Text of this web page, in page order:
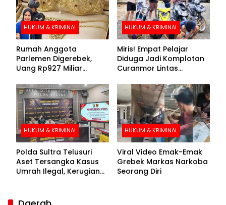
HUKUM & KRIMINAL
Rumah Anggota
Parlemen Digerebek,
Uang Rp927 Miliar
HUKUM & KRIMINAL
Miris! Empat Pelajar
Diduga Jadi Komplotan
Curanmor Lintas
HUKUM & KRIMINAL
Polda Sultra Telusuri
Aset Tersangka Kasus
Umrah Ilegal, Kerugian
HUKUM & KRIMINAL
Viral Video Emak-Emak
Grebek Markas Narkoba
Seorang Diri